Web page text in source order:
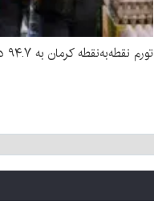
تورم نقطه‌به‌نقطه کرمان به ۹۴.۷ درصد رسید